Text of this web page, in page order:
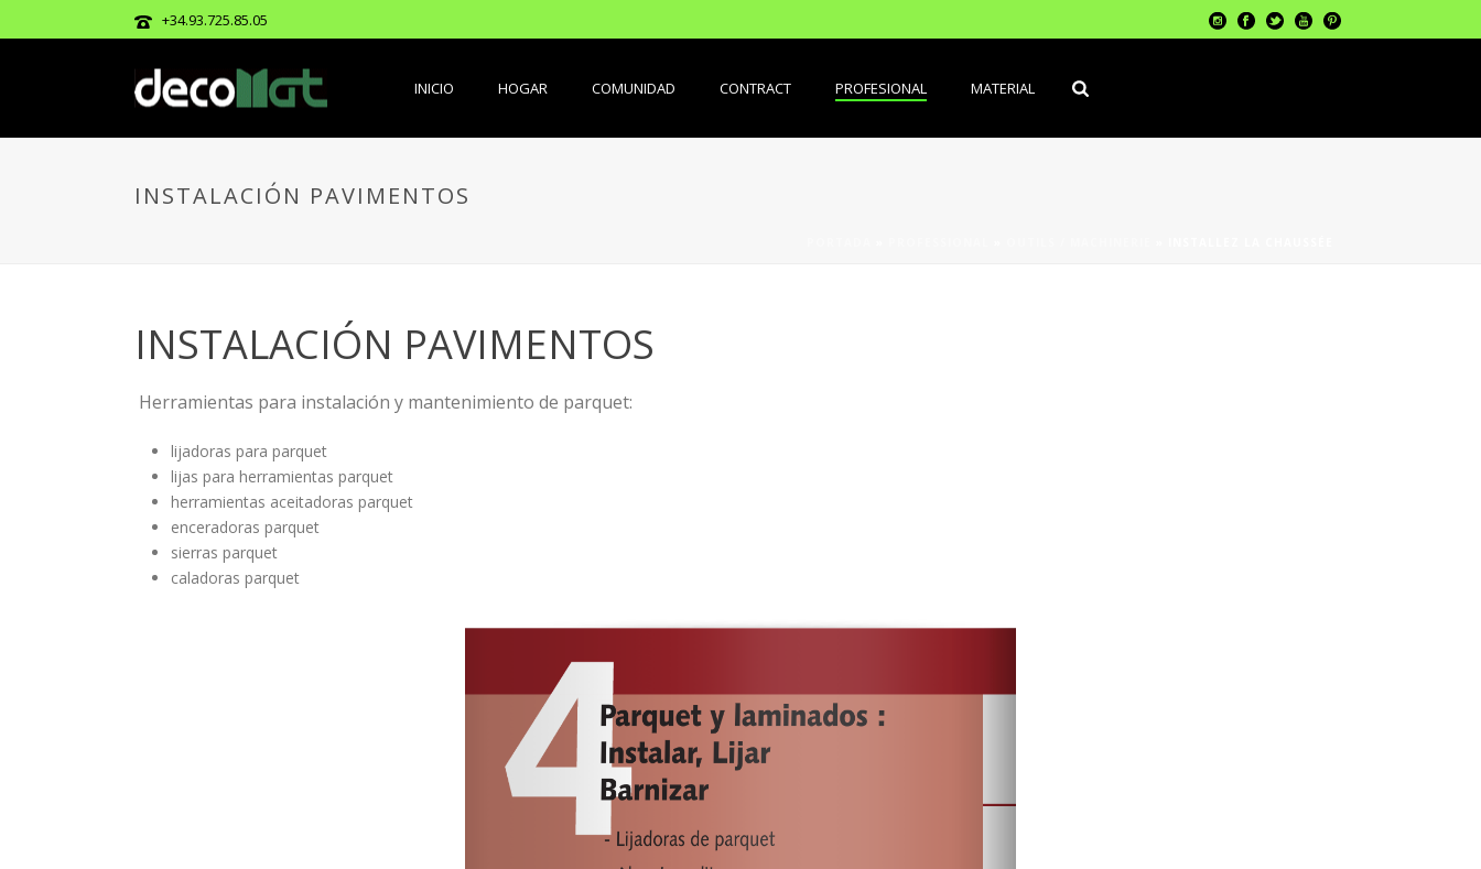
+34.93.725.85.05
INICIO HOGAR COMUNIDAD CONTRACT PROFESIONAL MATERIAL
INSTALACIÓN PAVIMENTOS
INSTALACIÓN PAVIMENTOS
Herramientas para instalación y mantenimiento de parquet:
lijadoras para parquet
lijas para herramientas parquet
herramientas aceitadoras parquet
enceradoras parquet
sierras parquet
caladoras parquet